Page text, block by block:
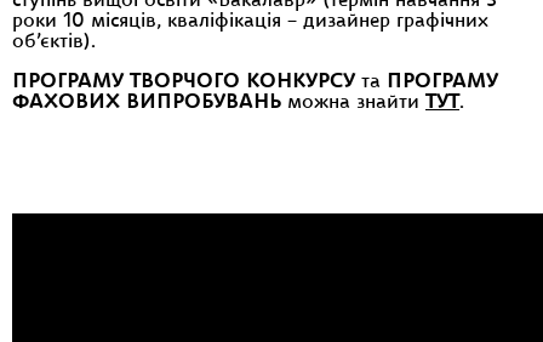
роки 10 місяців, кваліфікація – дизайнер графічних
об’єктів).
ПРОГРАМУ ТВОРЧОГО КОНКУРСУ та
ПРОГРАМУ
ФАХОВИХ ВИПРОБУВАНЬ можна знайти ТУТ .